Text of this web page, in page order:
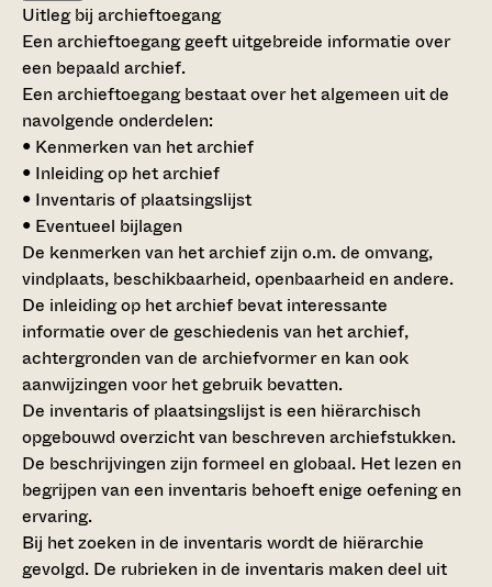
Uitleg bij archieftoegang
Een archieftoegang geeft uitgebreide informatie over
een bepaald archief.
Een archieftoegang bestaat over het algemeen uit de
navolgende onderdelen:
• Kenmerken van het archief
• Inleiding op het archief
• Inventaris of plaatsingslijst
• Eventueel bijlagen
De kenmerken van het archief zijn o.m. de omvang,
vindplaats, beschikbaarheid, openbaarheid en andere.
De inleiding op het archief bevat interessante
informatie over de geschiedenis van het archief,
achtergronden van de archiefvormer en kan ook
aanwijzingen voor het gebruik bevatten.
De inventaris of plaatsingslijst is een hiërarchisch
opgebouwd overzicht van beschreven archiefstukken.
De beschrijvingen zijn formeel en globaal. Het lezen en
begrijpen van een inventaris behoeft enige oefening en
ervaring.
Bij het zoeken in de inventaris wordt de hiërarchie
gevolgd. De rubrieken in de inventaris maken deel uit